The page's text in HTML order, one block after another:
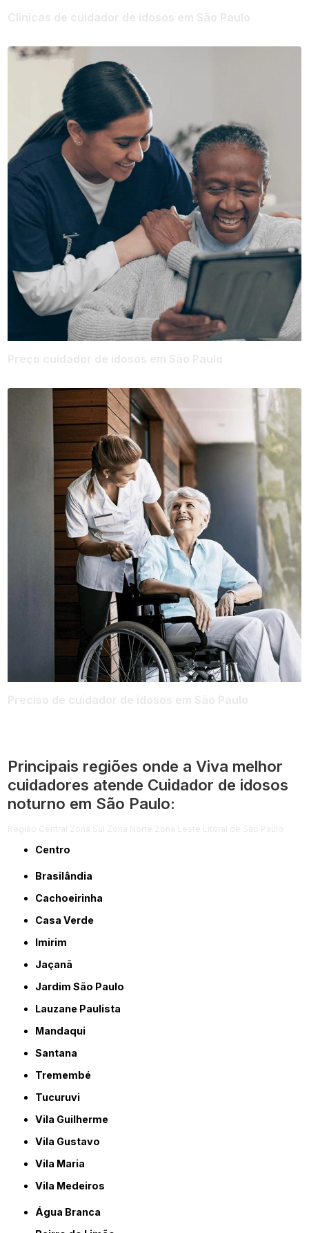
Principais regiões onde a Viva melhor
cuidadores atende Cuidador de idosos
noturno em São Paulo:
Centro
Brasilândia
Cachoeirinha
Casa Verde
Imirim
Jaçanã
Jardim São Paulo
Lauzane Paulista
Mandaqui
Santana
Tremembé
Tucuruvi
Vila Guilherme
Vila Gustavo
Vila Maria
Vila Medeiros
Água Branca